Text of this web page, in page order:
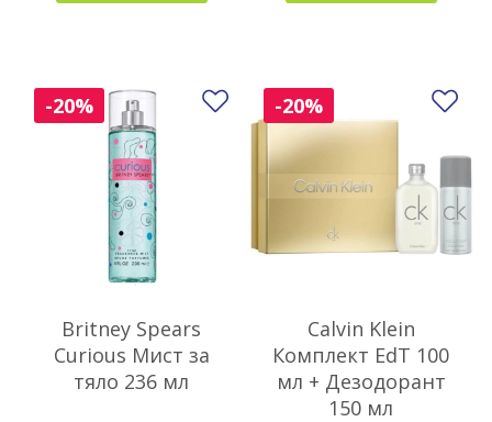
Britney Spears
Curious Мист за
тяло 236 мл
-20% Добави в любими
Calvin Klein
Комплект EdT 100
мл + Дезодорант
150 мл
-20%